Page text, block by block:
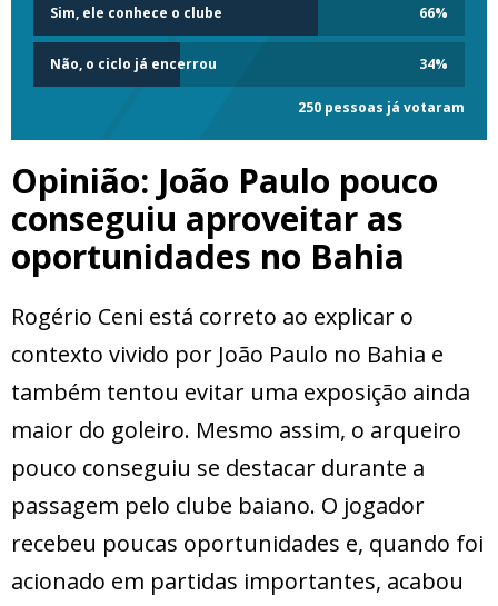
Sim, ele conhece o clube 66%
Não, o ciclo já encerrou 34%
250 pessoas já votaram
Opinião: João Paulo pouco
conseguiu aproveitar as
oportunidades no Bahia
Rogério Ceni está correto ao explicar o
contexto vivido por João Paulo no Bahia e
também tentou evitar uma exposição ainda
maior do goleiro. Mesmo assim, o arqueiro
pouco conseguiu se destacar durante a
passagem pelo clube baiano. O jogador
recebeu poucas oportunidades e, quando foi
acionado em partidas importantes, acabou